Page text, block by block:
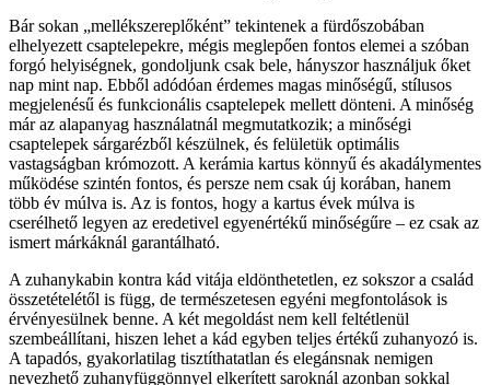
Bár sokan „mellékszereplőként” tekintenek a fürdőszobában
elhelyezett csaptelepekre, mégis meglepően fontos elemei a szóban
forgó helyiségnek, gondoljunk csak bele, hányszor használjuk őket
nap mint nap. Ebből adódóan érdemes magas minőségű, stílusos
megjelenésű és funkcionális csaptelepek mellett dönteni. A minőség
már az alapanyag használatnál megmutatkozik; a minőségi
csaptelepek sárgarézből készülnek, és felületük optimális
vastagságban krómozott. A kerámia kartus könnyű és akadálymentes
működése szintén fontos, és persze nem csak új korában, hanem
több év múlva is. Az is fontos, hogy a kartus évek múlva is
cserélhető legyen az eredetivel egyenértékű minőségűre – ez csak az
ismert márkáknál garantálható.
A zuhanykabin kontra kád vitája eldönthetetlen, ez sokszor a család
összetételétől is függ, de természetesen egyéni megfontolások is
érvényesülnek benne. A két megoldást nem kell feltétlenül
szembeállítani, hiszen lehet a kád egyben teljes értékű zuhanyozó is.
A tapadós, gyakorlatilag tisztíthatatlan és elegánsnak nemigen
nevezhető zuhanyfüggönnyel elkerített saroknál azonban sokkal